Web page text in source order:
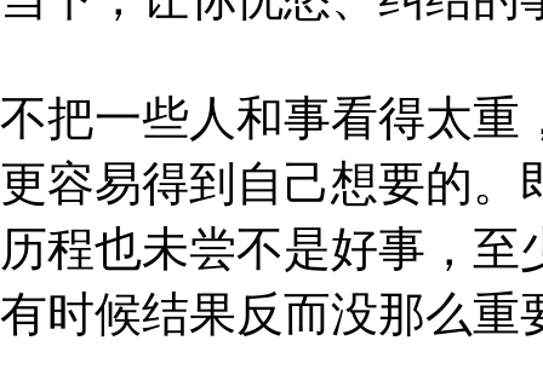
不把一些人和事看得太重
更容易得到自己想要的。
历程也未尝不是好事，
有时候结果反而没那么重